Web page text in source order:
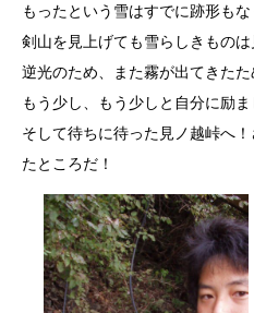
もったという雪はすでに跡形も
剣山を見上げても雪らしきもの
逆光のため、また霧が出てきたた
もう少し、もう少しと自分に励
そして待ちに待った見ノ越峠へ
たところだ！